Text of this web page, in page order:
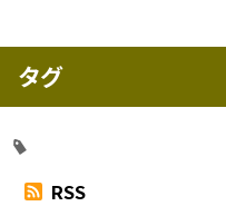
タグ
RSS